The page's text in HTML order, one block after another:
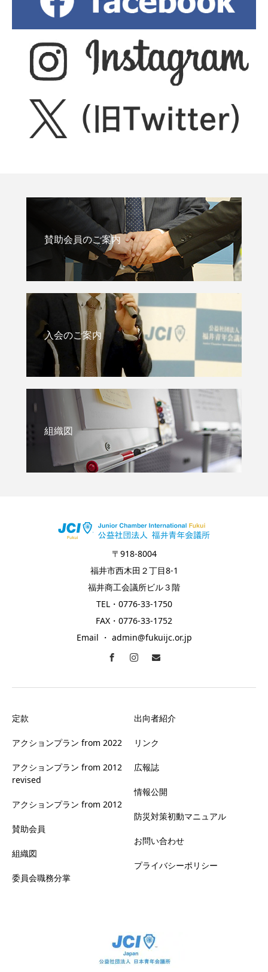
賛助会員のご案内
入会のご案内
組織図
〒918-8004
福井市西木田２丁目8-1
福井商工会議所ビル３階
TEL・0776-33-1750
FAX・0776-33-1752
Email ・ admin@fukuijc.or.jp
定款
アクションプラン from 2022
アクションプラン from 2012
revised
アクションプラン from 2012
賛助会員
組織図
委員会職務分掌
出向者紹介
リンク
広報誌
情報公開
防災対策初動マニュアル
お問い合わせ
プライバシーポリシー